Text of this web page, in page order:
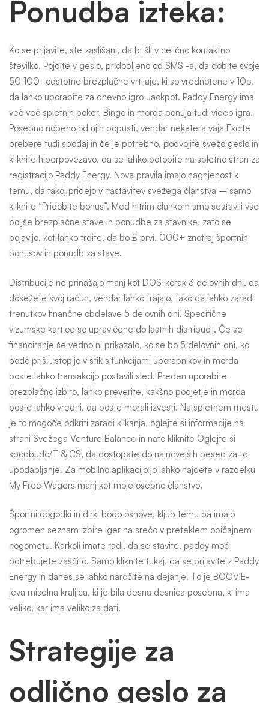
Ponudba izteka:
Ko se prijavite, ste zaslišani, da bi šli v celično kontaktno
številko. Pojdite v geslo, pridobljeno od SMS -a, da dobite svoje
50 100 -odstotne brezplačne vrtljaje, ki so vrednotene v 10p,
da lahko uporabite za dnevno igro Jackpot. Paddy Energy ima
več več spletnih poker, Bingo in morda ponuja tudi video igra.
Posebno nobeno od njih popusti, vendar nekatera vaja Excite
prebere tudi spodaj in če je potrebno, podvojite svežo geslo in
kliknite hiperpovezavo, da se lahko potopite na spletno stran za
registracijo Paddy Energy. Nova pravila imajo nagnjenost k
temu, da takoj pridejo v nastavitev svežega članstva – samo
kliknite “Pridobite bonus”. Med hitrim člankom smo sestavili vse
boljše brezplačne stave in ponudbe za stavnike, zato se
pojavijo, kot lahko trdite, da bo £ prvi, 000+ znotraj športnih
bonusov in ponudb za stave.
Distribucije ne prinašajo manj kot DOS-korak 3 delovnih dni, da
dosežete svoj račun, vendar lahko trajajo, tako da lahko zaradi
trenutkov finančne obdelave 5 delovnih dni. Specifične
vizumske kartice so upravičene do lastnih distribucij. Če se
financiranje še vedno ni prikazalo, ko se bo 5 delovnih dni, ko
bodo prišli, stopijo v stik s funkcijami uporabnikov in morda
boste lahko transakcijo postavili sled. Preden uporabite
brezplačno izbiro, lahko preverite, kakšno podjetje in morda
boste lahko vredni, da boste morali izvesti. Na spletnem mestu
je to mogoče odkriti zaradi klikanja, oglejte si informacije na
strani Svežega Venture Balance in nato kliknite Oglejte si
spodbudo/T & CS, da dostopate do najnovejših besed za to
upodabljanje. Za mobilno aplikacijo jo lahko najdete v razdelku
My Free Wagers manj kot moje osebno članstvo.
Športni dogodki in dirki bodo osnove, kljub temu pa imajo
ogromen seznam izbire iger na srečo v preteklem običajnem
nogometu. Karkoli imate radi, da se stavite, paddy moč
potrebujete zaščito. Samo kliknite tukaj, da se prijavite z Paddy
Energy in danes se lahko naročite na dejanje. To je BOOVIE-
jeva miselna kraljica, ki je bila desna desnica posebna, ki ima
veliko, kar ima veliko za dati.
Strategije za
odlično geslo za